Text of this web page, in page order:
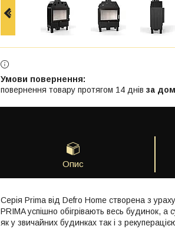
повернення товару протягом 14 днів за
Опис
Серія Prima від Defro Home створена з
PRIMA успішно обігрівають весь будинок,
як у звичайних будинках так і з